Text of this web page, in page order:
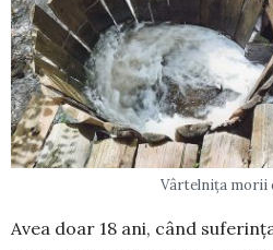
Vârtelnița morii
Avea doar 18 ani, când